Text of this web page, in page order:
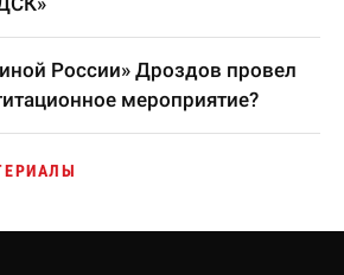
России» Дроздов провел
мероприятие?